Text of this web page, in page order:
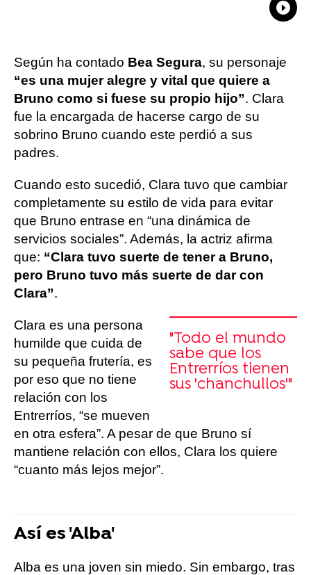
Según ha contado Bea Segura, su personaje
“es una mujer alegre y vital que quiere a
Bruno como si fuese su propio hijo”. Clara
fue la encargada de hacerse cargo de su
sobrino Bruno cuando este perdió a sus
padres.
Cuando esto sucedió, Clara tuvo que cambiar
completamente su estilo de vida para evitar
que Bruno entrase en “una dinámica de
servicios sociales”. Además, la actriz afirma
que: “Clara tuvo suerte de tener a Bruno,
pero Bruno tuvo más suerte de dar con
Clara”.
"Todo el mundo
sabe que los
Entrerríos tienen
sus 'chanchullos'"
Clara es una persona
humilde que cuida de
su pequeña frutería, es
por eso que no tiene
relación con los
Entrerríos, “se mueven
en otra esfera”. A pesar de que Bruno sí
mantiene relación con ellos, Clara los quiere
“cuanto más lejos mejor”.
Así es 'Alba'
Alba es una joven sin miedo. Sin embargo, tras